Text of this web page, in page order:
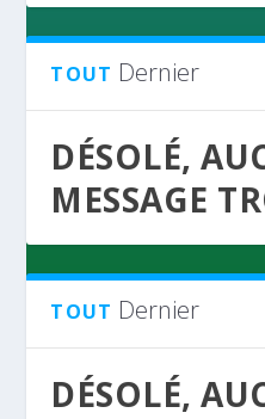
TOUT Dernier
DÉSOLÉ,
MESSAGE
TOUT Dernier
DÉSOLÉ,